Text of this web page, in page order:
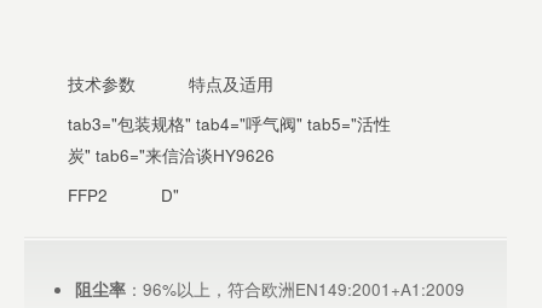
技术参数
特点及适用
tab3="包装规格" tab4="呼气阀" tab5="活性
炭" tab6="来信洽谈HY9626
FFP2
D"
阻尘率 ：96%以上，符合欧洲EN149:2001+A1:2009